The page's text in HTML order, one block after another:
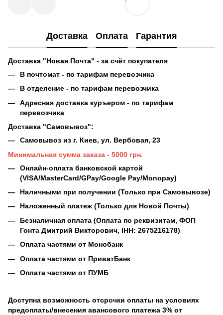
Доставка Оплата Гарантия
Доставка "Новая Почта" - за счёт покупателя
В почтомат - по тарифам перевозчика
В отделение - по тарифам перевозчика
Адресная доставка куръером - по тарифам
перевозчика
Доставка "Самовывоз":
Самовывоз из г. Киев, ул. Вербовая, 23
Минимальная сумма заказа - 5000 грн.
Онлайн-оплата банковской картой
(VISA/MasterCard/GPay/Google Pay/Monopay)
Наличными при получении (Только при Самовывозе)
Наложенный платеж (Только для Новой Почты)
Безналичная оплата (Оплата по реквизитам, ФОП
Гонта Дмитрий Викторович, ІНН: 2675216178)
Оплата частями от Монобанк
Оплата частями от ПриватБанк
Оплата частями от ПУМБ
Доступна возможность отсрочки оплаты на условиях
предоплаты/внесения авансового платежа 3% от